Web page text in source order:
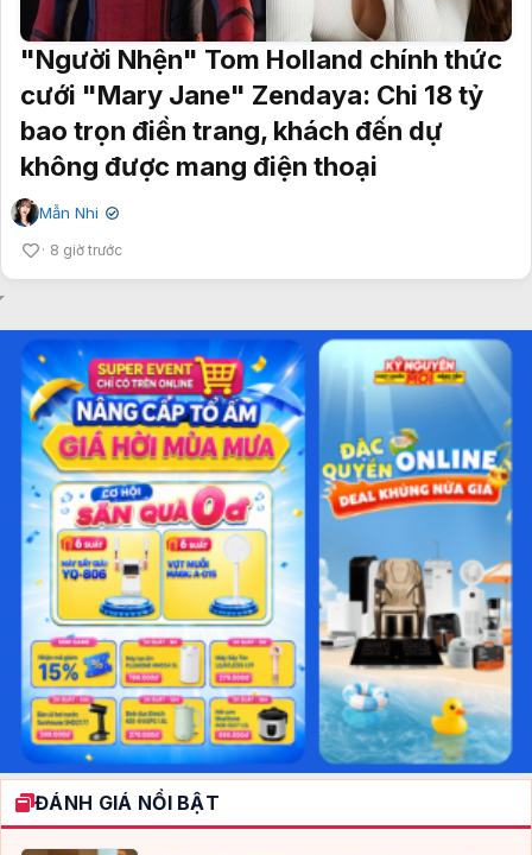
"Người Nhện" Tom Holland chính thức
cưới "Mary Jane" Zendaya: Chi 18 tỷ
bao trọn điền trang, khách đến dự
không được mang điện thoại
Mẫn Nhi ✔
8 giờ trước
ĐÁNH GIÁ NỔI BẬT